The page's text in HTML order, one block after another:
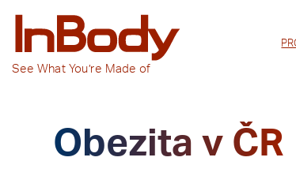
See What You’re Made of
Obezita v ČR